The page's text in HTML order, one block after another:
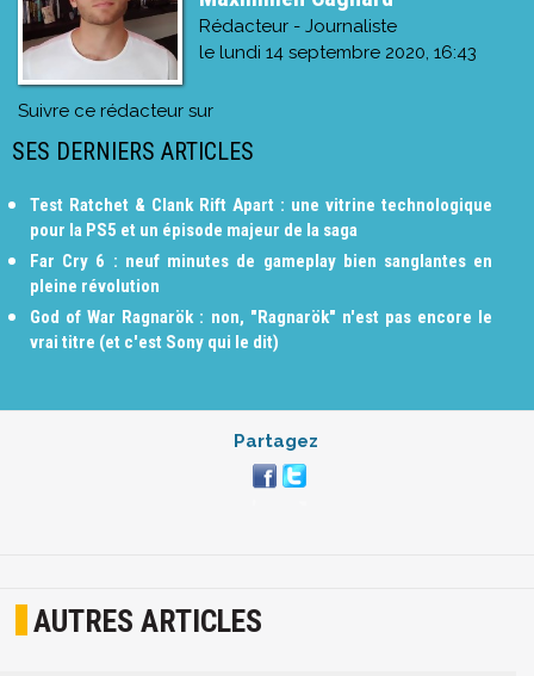
Rédacteur - Journaliste
le lundi 14 septembre 2020, 16:43
Suivre ce rédacteur sur
SES DERNIERS ARTICLES
Test Ratchet & Clank Rift Apart : une vitrine technologique
pour la PS5 et un épisode majeur de la saga
Far Cry 6 : neuf minutes de gameplay bien sanglantes en
pleine révolution
God of War Ragnarök : non, "Ragnarök" n'est pas encore le
vrai titre (et c'est Sony qui le dit)
Partagez
AUTRES ARTICLES